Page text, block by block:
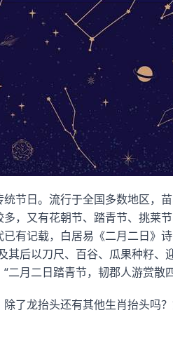
节日。流行于全国多数地区，
，又有花朝节、踏青节、挑莱
有记载，白居易《二月二日》
其后以刀尺、百谷、瓜果种籽
二月二日踏青节，韧郡人游赏
了龙抬头还有其他生肖抬头吗